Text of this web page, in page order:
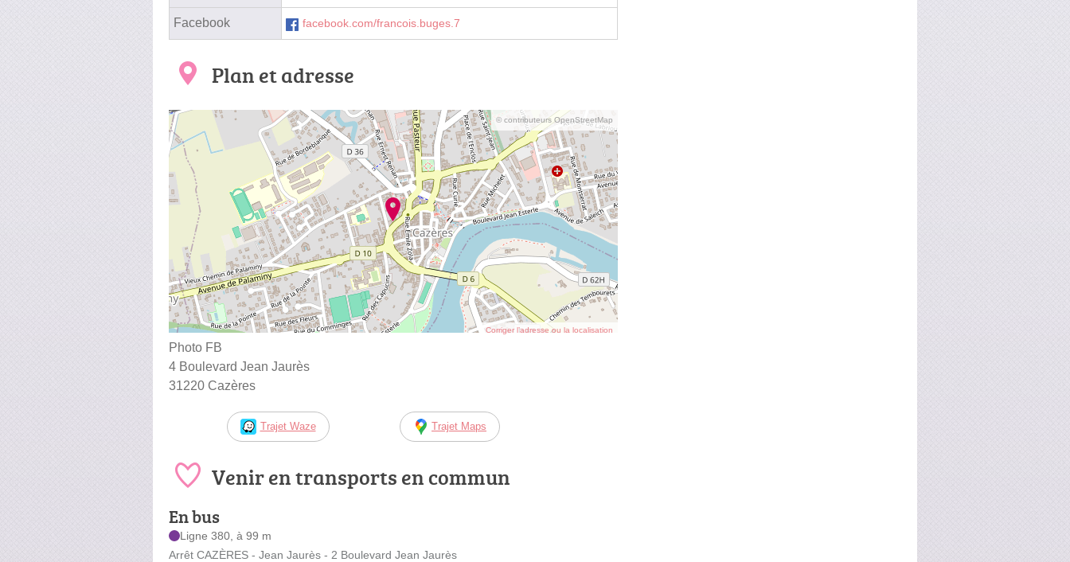
Facebook facebook.com/francois.buges.7
Plan et adresse
© contributeurs OpenStreetMap
Corriger l’adresse ou la localisation
Photo FB
4 Boulevard Jean Jaurès
31220 Cazères
Trajet Waze Trajet Maps
Venir en transports en commun
En bus
Ligne 380, à 99 m
Arrêt CAZÈRES - Jean Jaurès - 2 Boulevard Jean Jaurès